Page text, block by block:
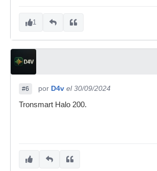
1
#6 por D4v el 30/09/2024
Tronsmart Halo 200.